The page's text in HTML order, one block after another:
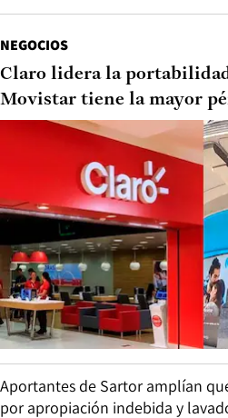
NEGOCIOS
Claro lidera la
Movistar tiene la mayor
Aportantes de Sartor amplían
por apropiación indebida y